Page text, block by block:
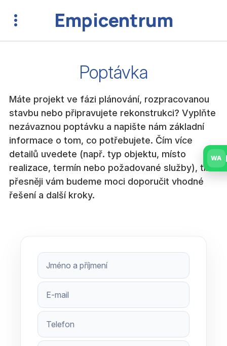
Empicentrum
Poptávka
Máte projekt ve fázi plánování, rozpracovanou
stavbu nebo připravujete rekonstrukci? Vyplňte
nezávaznou poptávku a napište nám základní
informace o tom, co potřebujete. Čím více
detailů uvedete (např. typ objektu, místo
realizace, termín nebo požadované služby), tím
přesněji vám budeme moci doporučit vhodné
řešení a další kroky.
WA